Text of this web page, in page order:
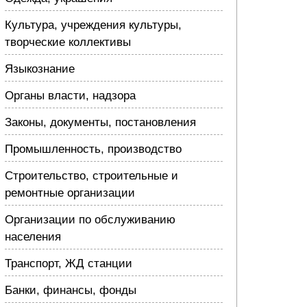
Культура, учреждения культуры,
творческие коллективы
Языкознание
Органы власти, надзора
Законы, документы, постановления
Промышленность, производство
Строительство, строительные и
ремонтные организации
Организации по обслуживанию
населения
Транспорт, ЖД станции
Банки, финансы, фонды